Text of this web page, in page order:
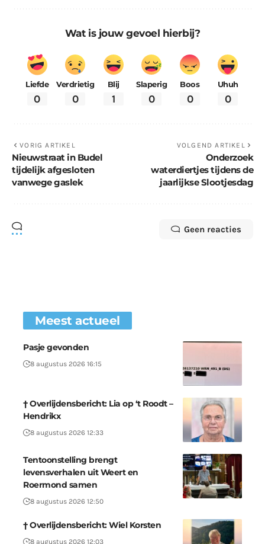
Wat is jouw gevoel hierbij?
Liefde
0
Verdrietig
0
Blij
1
Slaperig
0
Boos
0
Uhuh
0
VORIG ARTIKEL
Nieuwstraat in Budel
tijdelijk afgesloten
vanwege gaslek
VOLGEND ARTIKEL
Onderzoek
waterdiertjes tijdens de
jaarlijkse Slootjesdag
Geen reacties
Meest actueel
Pasje gevonden
8 augustus 2026 16:15
† Overlijdensbericht: Lia op ‘t Roodt –
Hendrikx
8 augustus 2026 12:33
Tentoonstelling brengt
levensverhalen uit Weert en
Roermond samen
8 augustus 2026 12:50
† Overlijdensbericht: Wiel Korsten
8 augustus 2026 12:03